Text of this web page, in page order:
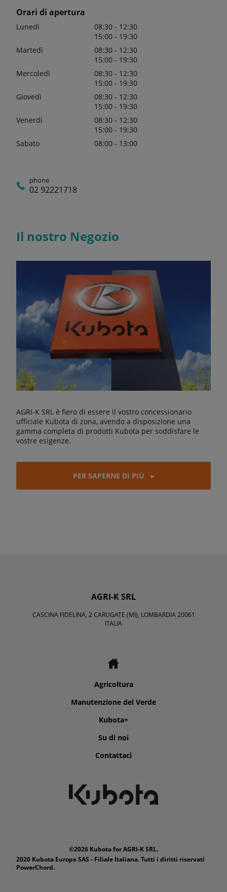
Orari di apertura
Lunedì
08:30 - 12:30
15:00 - 19:30
Martedì
08:30 - 12:30
15:00 - 19:30
Mercoledì
08:30 - 12:30
15:00 - 19:30
Giovedì
08:30 - 12:30
15:00 - 19:30
Venerdì
08:30 - 12:30
15:00 - 19:30
Sabato
08:00 - 13:00
phone
02 92221718
Il nostro Negozio
AGRI-K SRL è fiero di essere il vostro concessionario
ufficiale Kubota di zona, avendo a disposizione una
gamma completa di prodotti Kubota per soddisfare le
vostre esigenze.
PER SAPERNE DI PIÙ
AGRI-K SRL
CASCINA FIDELINA, 2 CARUGATE (MI), LOMBARDIA 20061
ITALIA
Agricoltura
Manutenzione del Verde
Kubota+
Su di noi
Contattaci
©2026 Kubota for AGRI-K SRL.
2020 Kubota Europe SAS - Filiale Italiana. Tutti i diritti riservati
PowerChord.